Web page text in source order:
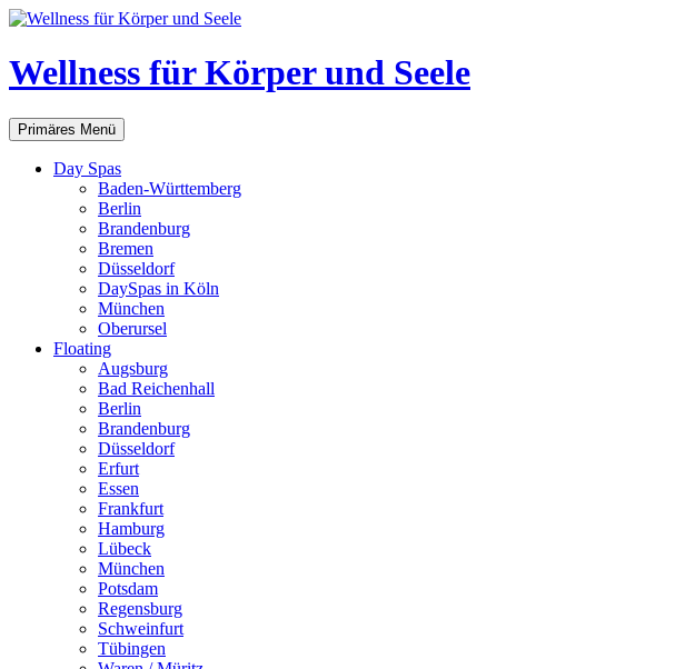
Zum
springen
Wellness für Körper und Seele
Suchen
Primäres Menü
Day Spas
Baden-Württemberg
Berlin
Brandenburg
Bremen
Düsseldorf
DaySpas in Köln
München
Oberursel
Floating
Augsburg
Bad Reichenhall
Berlin
Brandenburg
Düsseldorf
Erfurt
Essen
Frankfurt
Hamburg
Lübeck
München
Potsdam
Regensburg
Schweinfurt
Tübingen